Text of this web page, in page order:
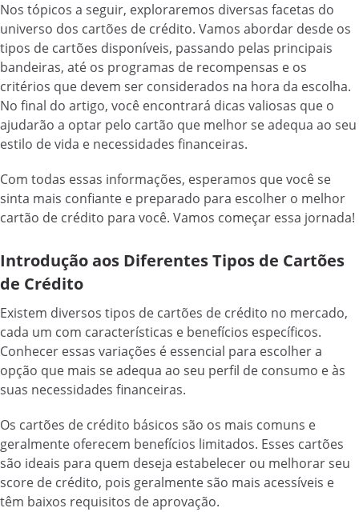
Nos tópicos a seguir, exploraremos diversas facetas do
universo dos cartões de crédito. Vamos abordar desde os
tipos de cartões disponíveis, passando pelas principais
bandeiras, até os programas de recompensas e os
critérios que devem ser considerados na hora da escolha.
No final do artigo, você encontrará dicas valiosas que o
ajudarão a optar pelo cartão que melhor se adequa ao seu
estilo de vida e necessidades financeiras.
Com todas essas informações, esperamos que você se
sinta mais confiante e preparado para escolher o melhor
cartão de crédito para você. Vamos começar essa jornada!
Introdução aos Diferentes Tipos de Cartões
de Crédito
Existem diversos tipos de cartões de crédito no mercado,
cada um com características e benefícios específicos.
Conhecer essas variações é essencial para escolher a
opção que mais se adequa ao seu perfil de consumo e às
suas necessidades financeiras.
Os cartões de crédito básicos são os mais comuns e
geralmente oferecem benefícios limitados. Esses cartões
são ideais para quem deseja estabelecer ou melhorar seu
score de crédito, pois geralmente são mais acessíveis e
têm baixos requisitos de aprovação.